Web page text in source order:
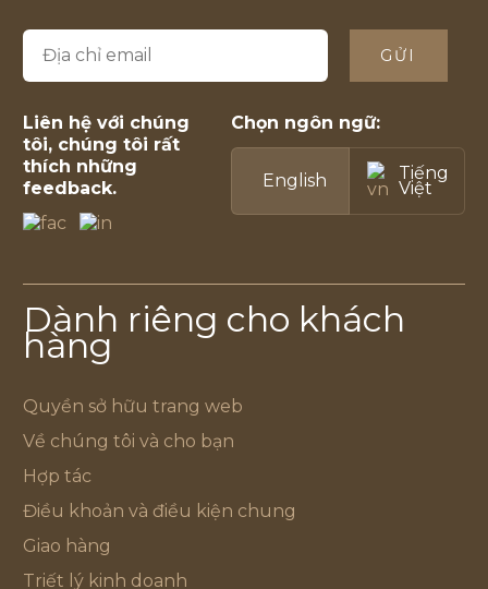
GỬI
Liên hệ với chúng
tôi, chúng tôi rất
thích những
feedback.
Chọn ngôn ngữ:
English Tiếng
Việt
Dành riêng cho khách
hàng
Quyền sở hữu trang web
Về chúng tôi và cho bạn
Hợp tác
Điều khoản và điều kiện chung
Giao hàng
Triết lý kinh doanh